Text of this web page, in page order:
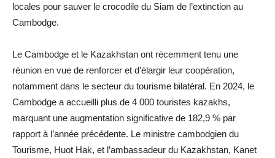
locales pour sauver le crocodile du Siam de l’extinction au
Cambodge.
Le Cambodge et le Kazakhstan ont récemment tenu une
réunion en vue de renforcer et d’élargir leur coopération,
notamment dans le secteur du tourisme bilatéral. En 2024, le
Cambodge a accueilli plus de 4 000 touristes kazakhs,
marquant une augmentation significative de 182,9 % par
rapport à l’année précédente. Le ministre cambodgien du
Tourisme, Huot Hak, et l’ambassadeur du Kazakhstan, Kanet